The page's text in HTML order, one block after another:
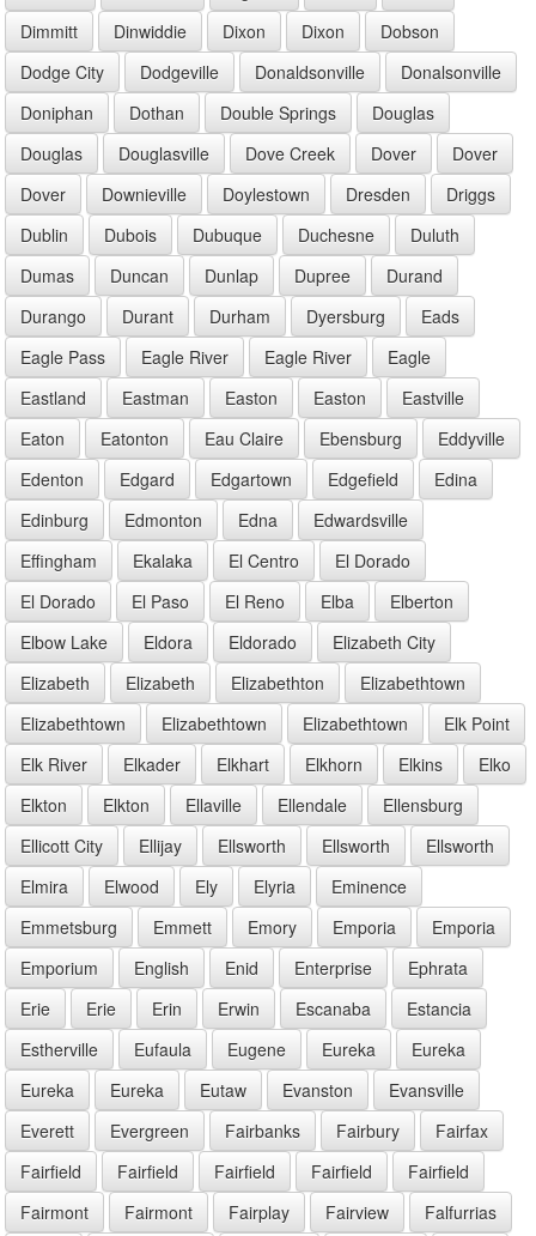
Dimmitt
Dinwiddie Dixon Dixon
Dobson
Dodge City
Dodgeville Donaldsonville
Donalsonville
Doniphan
Dothan Double Springs
Douglas
Douglas
Douglasville Dove Creek Dover
Dover
Dover
Downieville Doylestown Dresden
Driggs
Dublin
Dubois Dubuque Duchesne
Duluth
Dumas
Duncan Dunlap Dupree
Durand
Durango
Durant Durham Dyersburg
Eads
Eagle Pass
Eagle River Eagle River
Eagle
Eastland
Eastman Easton Easton
Eastville
Eaton
Eatonton Eau Claire Ebensburg
Eddyville
Edenton
Edgard Edgartown Edgefield
Edina
Edinburg
Edmonton Edna
Edwardsville
Effingham
Ekalaka El Centro
El Dorado
El Dorado
El Paso El Reno Elba
Elberton
Elbow Lake
Eldora Eldorado
Elizabeth City
Elizabeth
Elizabeth Elizabethton
Elizabethtown
Elizabethtown
Elizabethtown Elizabethtown
Elk Point
Elk River
Elkader Elkhart Elkhorn Elkins
Elko
Elkton
Elkton Ellaville Ellendale
Ellensburg
Ellicott City
Ellijay Ellsworth Ellsworth
Ellsworth
Elmira
Elwood Ely Elyria
Eminence
Emmetsburg
Emmett Emory Emporia
Emporia
Emporium
English Enid Enterprise
Ephrata
Erie
Erie Erin Erwin Escanaba
Estancia
Estherville
Eufaula Eugene Eureka
Eureka
Eureka
Eureka Eutaw Evanston
Evansville
Everett
Evergreen Fairbanks Fairbury
Fairfax
Fairfield
Fairfield Fairfield Fairfield
Fairfield
Fairmont
Fairmont Fairplay Fairview Falfurrias